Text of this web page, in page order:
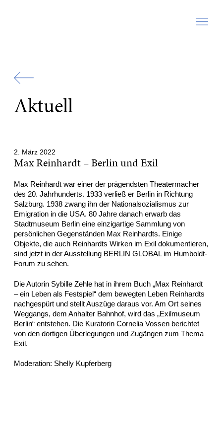
Aktuell
2. März 2022
Max Reinhardt – Berlin und Exil
Max Reinhardt war einer der prägendsten Theatermacher
des 20. Jahrhunderts. 1933 verließ er Berlin in Richtung
Salzburg. 1938 zwang ihn der Nationalsozialismus zur
Emigration in die USA. 80 Jahre danach erwarb das
Stadtmuseum Berlin eine einzigartige Sammlung von
persönlichen Gegenständen Max Reinhardts. Einige
Objekte, die auch Reinhardts Wirken im Exil dokumentieren,
sind jetzt in der Ausstellung BERLIN GLOBAL im Humboldt-
Forum zu sehen.
Die Autorin Sybille Zehle hat in ihrem Buch „Max Reinhardt
– ein Leben als Festspiel“ dem bewegten Leben Reinhardts
nachgespürt und stellt Auszüge daraus vor. Am Ort seines
Weggangs, dem Anhalter Bahnhof, wird das „Exilmuseum
Berlin“ entstehen. Die Kuratorin Cornelia Vossen berichtet
von den dortigen Überlegungen und Zugängen zum Thema
Exil.
Moderation: Shelly Kupferberg